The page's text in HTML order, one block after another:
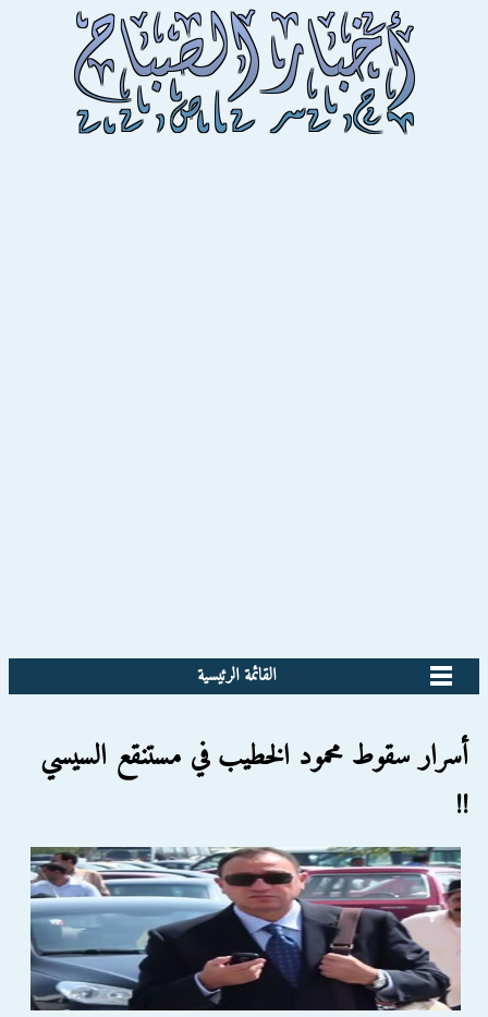
القائمة الرئيسية
أسرار سقوط محمود الخطيب في مستنقع السيسي
!!